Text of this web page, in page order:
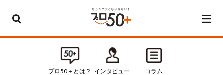
プロ50＋とは？ インタビュー コラム
すべてのカテゴリ